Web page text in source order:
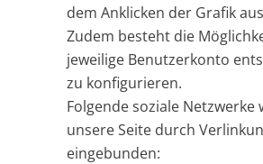
dem Anklicken der Grafik
Zudem besteht die
jeweilige Benutzerkonto
zu konfigurieren.
Folgende soziale Netzwerke
unsere Seite durch
eingebunden: